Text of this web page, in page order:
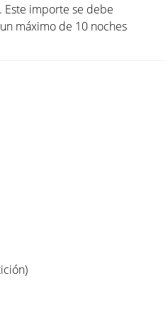
Este importe se debe
máximo de 10 noches